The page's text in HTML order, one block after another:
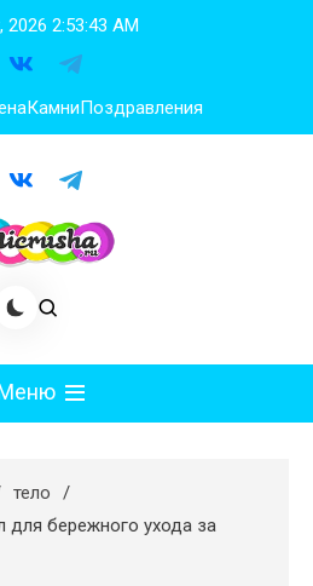
2026 2:53:44 AM
КамниПоздравления
тело
для бережного ухода за